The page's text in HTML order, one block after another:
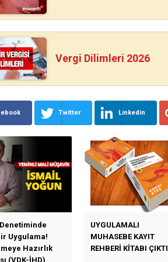
Vergi Dilimleri 2026
Twitter Linkedin
Uygulama!
Hazırlık
(VDK-İHD)
UYGULAMALI
MUHASEBE KAYIT
REHBERİ KİTABI ÇIKTI